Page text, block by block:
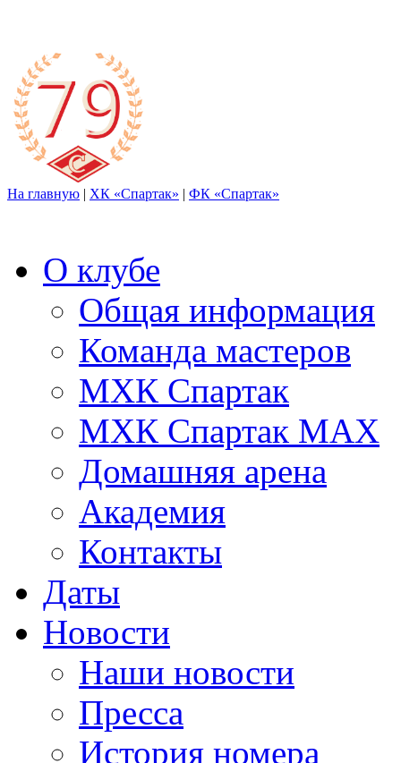
На главную | ХК «Спартак» | ФК «Спартак»
О клубе
Общая информация
Команда мастеров
МХК Спартак
МХК Спартак МАХ
Домашняя арена
Академия
Контакты
Даты
Новости
Наши новости
Пресса
История номера